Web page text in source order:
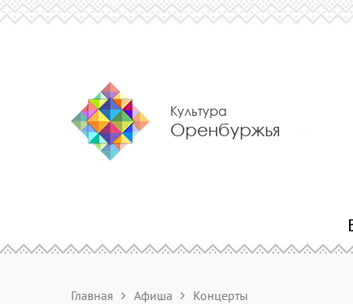
Культура
Оренбуржья
Главная Афиша Концерты